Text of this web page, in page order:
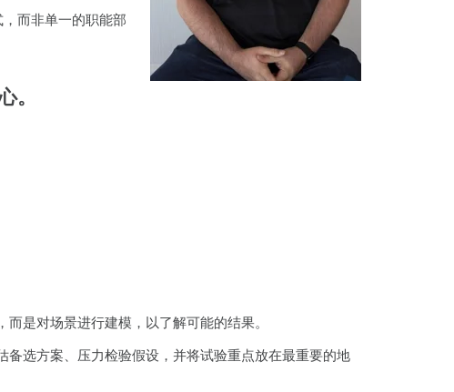
而非单一的职能部
。
是对场景进行建模，以了解可能的结果。
选方案、压力检验假设，并将试验重点放在最重要的地